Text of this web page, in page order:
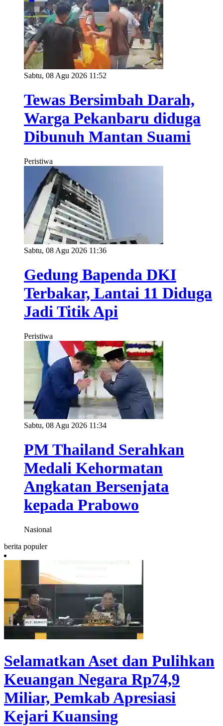
Sabtu, 08 Agu 2026 11:52
Tewas Bersimbah Darah,
Warga Pekanbaru diduga
Dibunuh Mantan Suami
Peristiwa
Sabtu, 08 Agu 2026 11:36
Gedung Bapenda DKI
Terbakar, Lantai 11 Diduga
Jadi Titik Api
Peristiwa
Sabtu, 08 Agu 2026 11:34
PM Thailand Serahkan
Medali Kehormatan
Angkatan Bersenjata
kepada Prabowo
Nasional
berita populer
Selamatkan Aset dan Pulihkan
Keuangan Negara Rp74,9
Miliar, Pemkab Apresiasi
Kejari Kuansing